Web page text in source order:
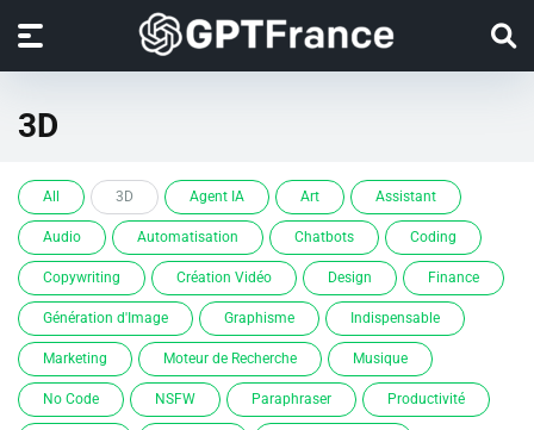
3D
All 3D Agent IA Art Assistant
Audio Automatisation Chatbots Coding
Copywriting Création Vidéo Design Finance
Génération d'Image Graphisme Indispensable
Marketing Moteur de Recherche Musique
No Code NSFW Paraphraser Productivité